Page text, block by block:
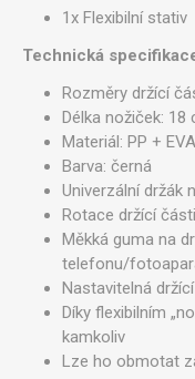
1x Flexibilní stativ
Technická
Rozměry držící
Délka nožiček: 18
Materiál: PP + EVA
Barva: černá
Univerzální držák
Rotace držící
Měkká guma na
telefonu/
Nastavitelná
Díky flexibilním
kamkoliv
Lze ho obmotat